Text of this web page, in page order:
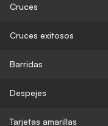
Cruces
Cruces exitosos
Barridas
Despejes
Tarjetas amarillas